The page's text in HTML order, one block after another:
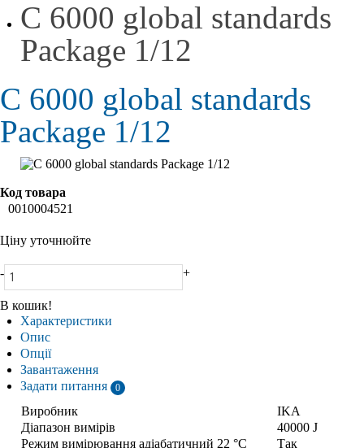
C 6000 global standards
Package 1/12
C 6000 global standards
Package 1/12
Код товара
0010004521
Ціну уточнюйте
- +
В кошик!
Характеристики
Опис
Опції
Завантаження
Задати питання
0
Виробник
IKA
Діапазон вимірів
40000 J
Режим вимірювання адіабатичний 22 °C
Так